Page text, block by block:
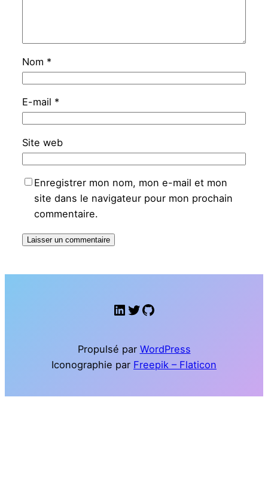
Nom *
E-mail *
Site web
Enregistrer mon nom, mon e-mail et mon
site dans le navigateur pour mon prochain
commentaire.
LinkedIn
Twitter
GitHub
Propulsé par WordPress
Iconographie par Freepik – Flaticon